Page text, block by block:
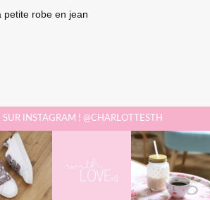
petite robe en jean
INSTAGRAM ! @CHARLOTTESTH